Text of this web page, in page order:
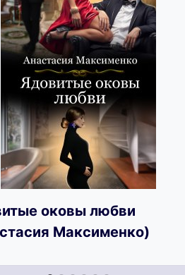
оковы любви
Максименко)